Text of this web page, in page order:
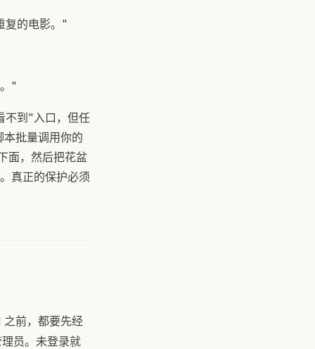
复的电影。"
"
不到"入口，但任
批量调用你的
面，然后把花盆
真正的保护必须
前，都要先经
员。未登录就